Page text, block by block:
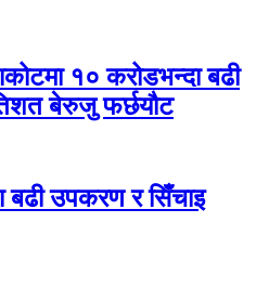
१० करोडभन्दा बढी
बेरुजु फर्छयौट
बढी उपकरण र सिँचाइ